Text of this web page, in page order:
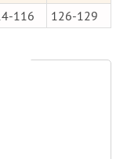
116 126-129